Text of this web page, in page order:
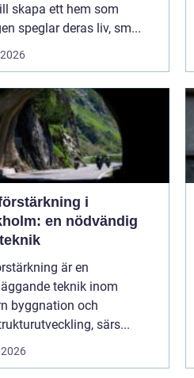
skapa ett hem som
speglar deras liv, sm...
i
en nödvändig
är en
teknik inom
byggnation och
särs...